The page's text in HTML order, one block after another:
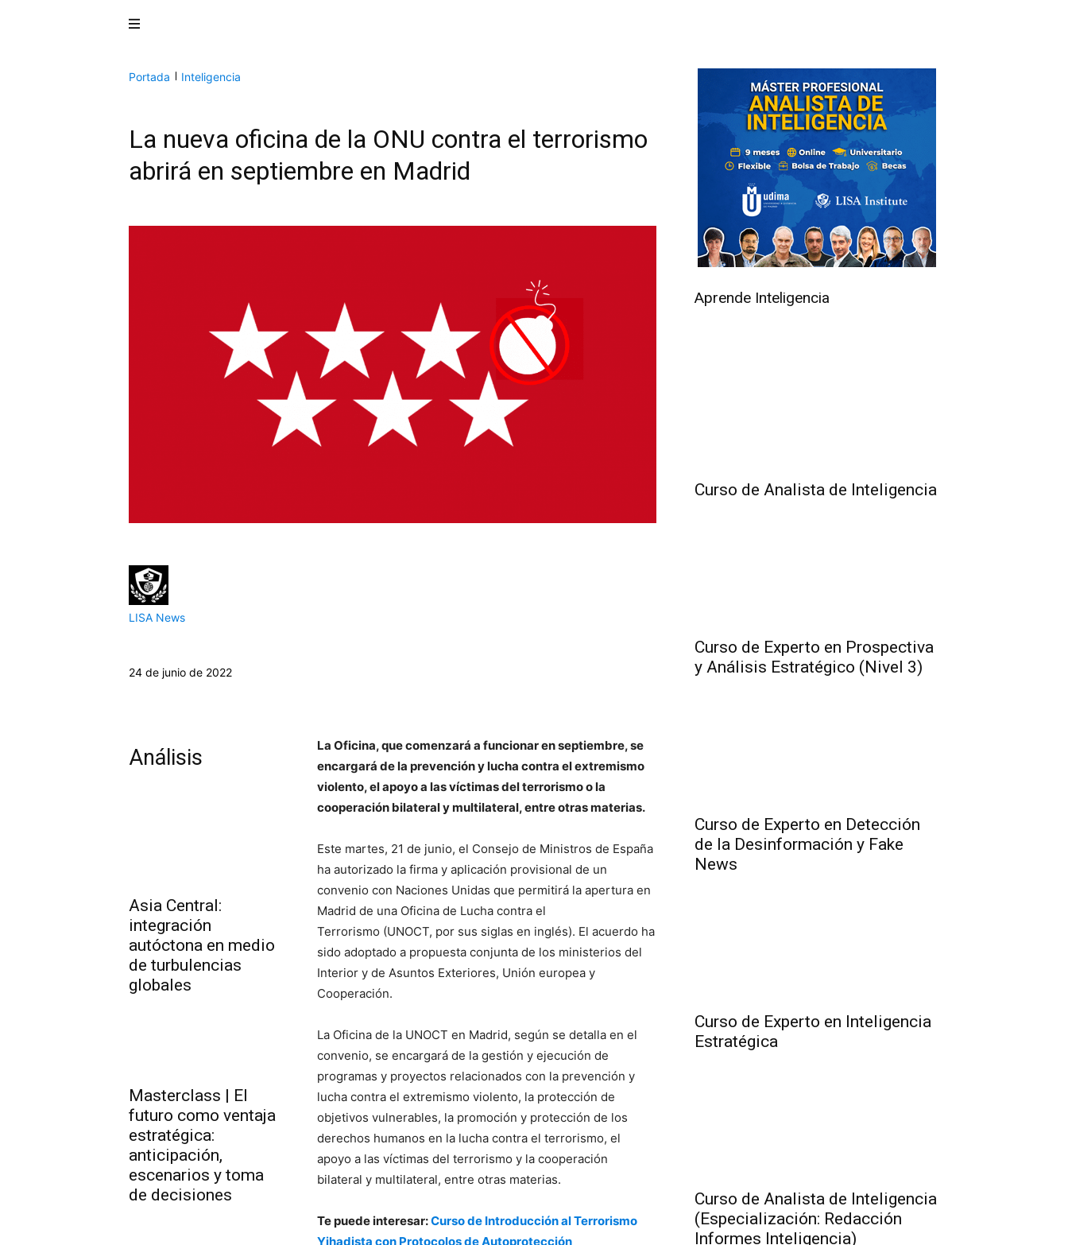
Portada Inteligencia
La nueva oficina de la ONU contra el terrorismo
abrirá en septiembre en Madrid
LISA News
24 de junio de 2022
Análisis
Asia Central:
integración
autóctona en medio
de turbulencias
globales
Masterclass | El
futuro como ventaja
estratégica:
anticipación,
escenarios y toma
de decisiones
​​La Oficina, que comenzará a funcionar en septiembre, se
encargará de la prevención y lucha contra el extremismo
violento, el apoyo a las víctimas del terrorismo o la
cooperación bilateral y multilateral, entre otras materias.
Este martes, 21 de junio, el Consejo de Ministros de España
ha autorizado la firma y aplicación provisional de un
convenio con Naciones Unidas que permitirá la apertura en
Madrid de una Oficina de Lucha contra el
Terrorismo (UNOCT, por sus siglas en inglés). El acuerdo ha
sido adoptado a propuesta conjunta de los ministerios del
Interior y de Asuntos Exteriores, Unión europea y
Cooperación.
La Oficina de la UNOCT en Madrid, según se detalla en el
convenio, se encargará de la gestión y ejecución de
programas y proyectos relacionados con la prevención y
lucha contra el extremismo violento, la protección de
objetivos vulnerables, la promoción y protección de los
derechos humanos en la lucha contra el terrorismo, el
apoyo a las víctimas del terrorismo y la cooperación
bilateral y multilateral, entre otras materias.
Te puede interesar:Curso de Introducción al Terrorismo
Yihadista con Protocolos de Autoprotección
Aprende Inteligencia
Curso de Analista de Inteligencia
Curso de Experto en Prospectiva
y Análisis Estratégico (Nivel 3)
Curso de Experto en Detección
de la Desinformación y Fake
News
Curso de Experto en Inteligencia
Estratégica
Curso de Analista de Inteligencia
(Especialización: Redacción
Informes Inteligencia)